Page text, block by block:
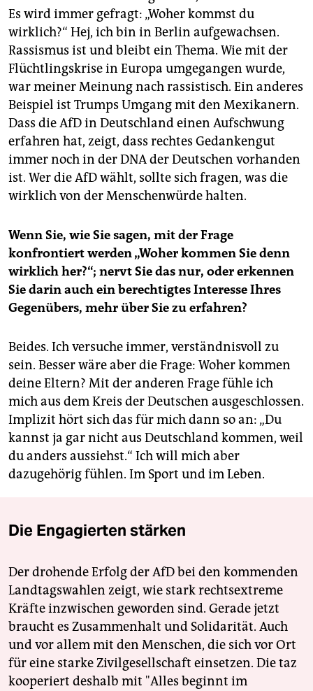
Es wird immer gefragt: „Woher kommst du
wirklich?“ Hej, ich bin in Berlin aufgewachsen.
Rassismus ist und bleibt ein Thema. Wie mit der
Flüchtlingskrise in Europa umgegangen wurde,
war meiner Meinung nach rassistisch. Ein anderes
Beispiel ist Trumps Umgang mit den Mexikanern.
Dass die AfD in Deutschland einen Aufschwung
erfahren hat, zeigt, dass rechtes Gedankengut
immer noch in der DNA der Deutschen vorhanden
ist. Wer die AfD wählt, sollte sich fragen, was die
wirklich von der Menschenwürde halten.
Wenn Sie, wie Sie sagen, mit der Frage
konfrontiert werden „Woher kommen Sie denn
wirklich her?“; nervt Sie das nur, oder erkennen
Sie darin auch ein berechtigtes Interesse Ihres
Gegenübers, mehr über Sie zu erfahren?
Beides. Ich versuche immer, verständnisvoll zu
sein. Besser wäre aber die Frage: Woher kommen
deine Eltern? Mit der anderen Frage fühle ich
mich aus dem Kreis der Deutschen ausgeschlossen.
Implizit hört sich das für mich dann so an: „Du
kannst ja gar nicht aus Deutschland kommen, weil
du anders aussiehst.“ Ich will mich aber
dazugehörig fühlen. Im Sport und im Leben.
Die Engagierten stärken
Der drohende Erfolg der AfD bei den kommenden
Landtagswahlen zeigt, wie stark rechtsextreme
Kräfte inzwischen geworden sind. Gerade jetzt
braucht es Zusammenhalt und Solidarität. Auch
und vor allem mit den Menschen, die sich vor Ort
für eine starke Zivilgesellschaft einsetzen. Die taz
kooperiert deshalb mit "Alles beginnt im